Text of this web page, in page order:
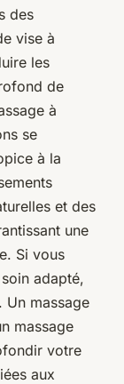
des
vise à
les
de
à
se
à la
et des
une
Si vous
adapté,
Un massage
massage
votre
aux